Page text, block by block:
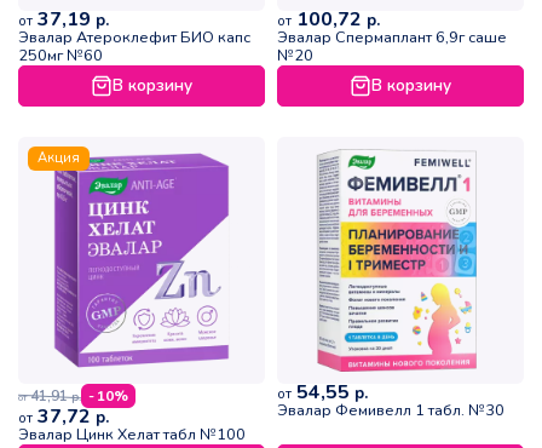
от 37,19 р.
Эвалар Атероклефит БИО капс
250мг №60
В корзину
от 100,72 р.
Эвалар Спермаплант 6,9г саше
№20
В корзину
Акция
от 41,91р. - 10%
от 37,72 р.
Эвалар Цинк Хелат табл №100
от 54,55 р.
Эвалар Фемивелл 1 табл. №30